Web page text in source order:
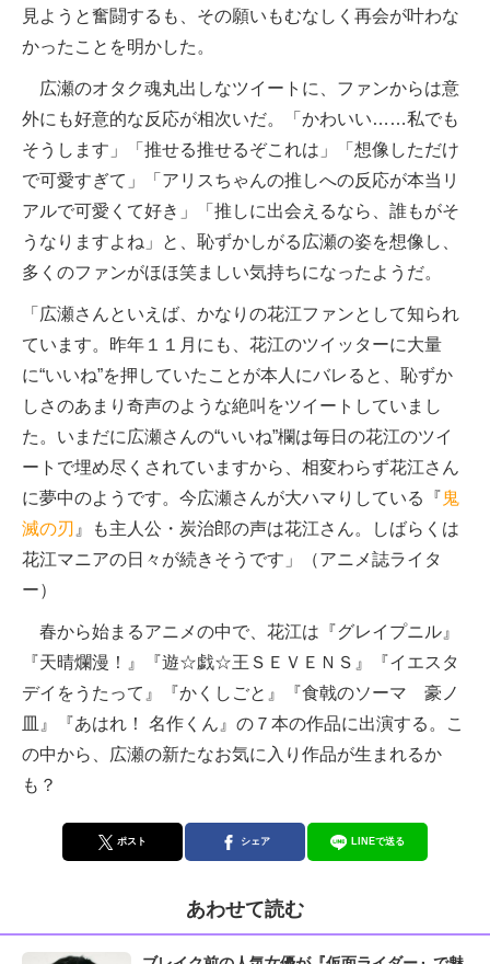
見ようと奮闘するも、その願いもむなしく再会が叶わな
かったことを明かした。
広瀬のオタク魂丸出しなツイートに、ファンからは意
外にも好意的な反応が相次いだ。「かわいい……私でも
そうします」「推せる推せるぞこれは」「想像しただけ
で可愛すぎて」「アリスちゃんの推しへの反応が本当リ
アルで可愛くて好き」「推しに出会えるなら、誰もがそ
うなりますよね」と、恥ずかしがる広瀬の姿を想像し、
多くのファンがほほ笑ましい気持ちになったようだ。
「広瀬さんといえば、かなりの花江ファンとして知られ
ています。昨年１１月にも、花江のツイッターに大量
に“いいね”を押していたことが本人にバレると、恥ずか
しさのあまり奇声のような絶叫をツイートしていまし
た。いまだに広瀬さんの“いいね”欄は毎日の花江のツイ
ートで埋め尽くされていますから、相変わらず花江さん
に夢中のようです。今広瀬さんが大ハマりしている『鬼
滅の刃 』も主人公・炭治郎の声は花江さん。しばらくは
花江マニアの日々が続きそうです」（アニメ誌ライタ
ー）
春から始まるアニメの中で、花江は『グレイプニル』
『天晴爛漫！』『遊☆戯☆王ＳＥＶＥＮＳ』『イエスタ
デイをうたって』『かくしごと』『食戟のソーマ 豪ノ
皿』『あはれ！ 名作くん』の７本の作品に出演する。こ
の中から、広瀬の新たなお気に入り作品が生まれるか
も？
ポスト シェア LINEで送る
あわせて読む